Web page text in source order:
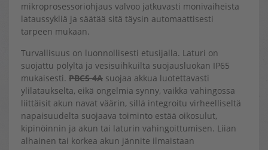
mikroprosessoriohjaus valvoo jatkuvasti monivaiheista
lataussykliä ja säätää sitä täysin automaattisesti
tarpeen mukaan.
Turvallisuus on luonnollisesti etusijalla. Laturi on
suojattu pölyltä ja vesisuihkuilta suojausluokan IP65
mukaisesti. PBCS 4A suojaa akkua luotettavasti
ylilataukselta, eikä ongelmia synny, vaikka vahingossa
liittäisit akun navat väärin, sillä integroitu virheelliseltä
napaisuudelta suojaava toiminto estää oikosulut,
kipinöinnin ja akun tai laturin vahingoittumisen. Liian
alhainen tai korkea akun jännite ilmaistaan